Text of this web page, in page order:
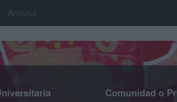
Artículos
Comunidad o